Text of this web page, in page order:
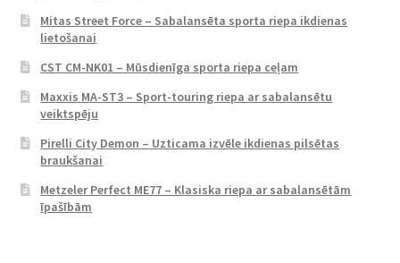
Mitas Street Force – Sabalansēta sporta riepa ikdienas
lietošanai
CST CM-NK01 – Mūsdienīga sporta riepa ceļam
Maxxis MA-ST3 – Sport-touring riepa ar sabalansētu
veiktspēju
Pirelli City Demon – Uzticama izvēle ikdienas pilsētas
braukšanai
Metzeler Perfect ME77 – Klasiska riepa ar sabalansētām
īpašībām